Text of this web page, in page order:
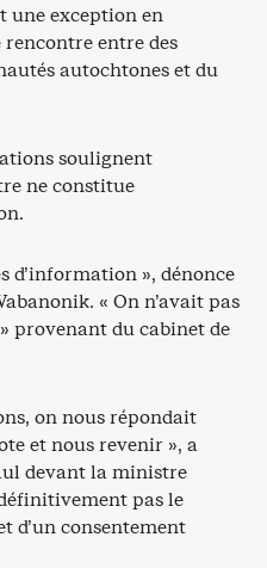
exception en
entre des
autochtones et du
soulignent
ne constitue
d’information », dénonce
« On n’avait pas
provenant du cabinet de
on nous répondait
et nous revenir », a
devant la ministre
pas le
d’un consentement